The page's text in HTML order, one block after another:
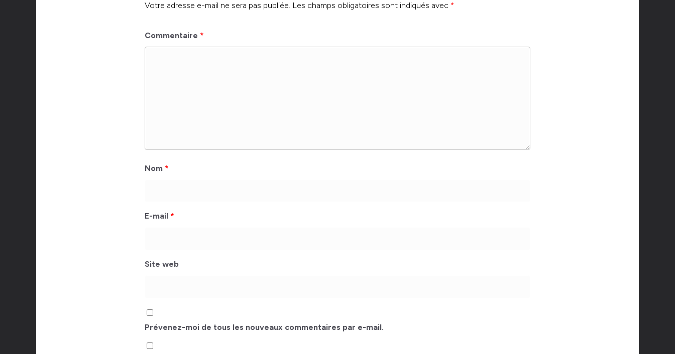
Votre adresse e-mail ne sera pas publiée. Les champs obligatoires sont indiqués avec *
Commentaire *
Nom *
E-mail *
Site web
Prévenez-moi de tous les nouveaux commentaires par e-mail.